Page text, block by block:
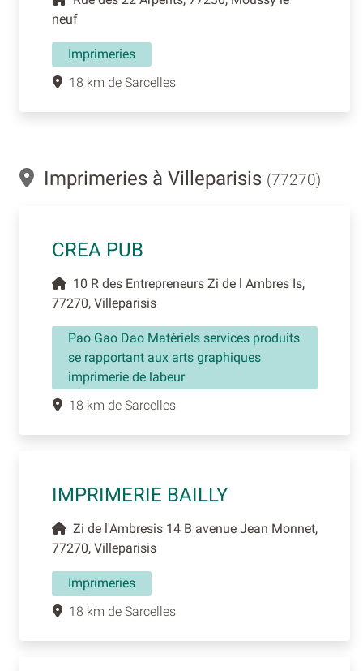
neuf
Imprimeries
18 km de Sarcelles
Imprimeries à Villeparisis (77270)
CREA PUB
10 R des Entrepreneurs Zi de l Ambres Is,
77270, Villeparisis
Pao Gao Dao Matériels services produits
se rapportant aux arts graphiques
imprimerie de labeur
18 km de Sarcelles
IMPRIMERIE BAILLY
Zi de l'Ambresis 14 B avenue Jean Monnet,
77270, Villeparisis
Imprimeries
18 km de Sarcelles